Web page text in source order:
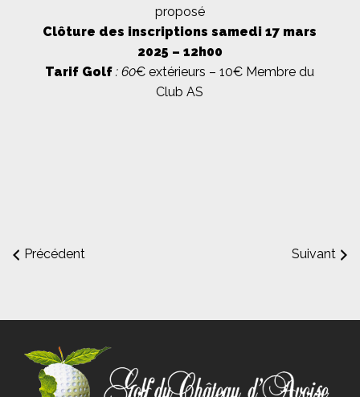
proposé
Clôture des inscriptions samedi 17 mars
2025 – 12h00
Tarif Golf: 60€ extérieurs – 10€ Membre du
Club AS
Précédent Suivant